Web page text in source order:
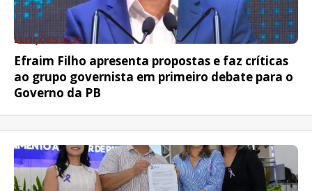
ELEIÇÕES 2026
Efraim Filho apresenta propostas e faz críticas
ao grupo governista em primeiro debate para o
Governo da PB